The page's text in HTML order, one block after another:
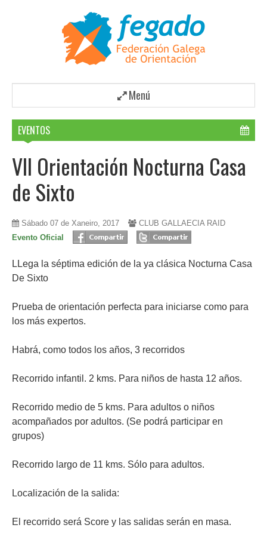
Menú
EVENTOS
VII Orientación Nocturna Casa
de Sixto
Sábado 07 de Xaneiro, 2017
CLUB GALLAECIA RAID
Evento Oficial
LLega la séptima edición de la ya clásica Nocturna Casa
De Sixto
Prueba de orientación perfecta para iniciarse como para
los más expertos.
Habrá, como todos los años, 3 recorridos
Recorrido infantil. 2 kms. Para niños de hasta 12 años.
Recorrido medio de 5 kms. Para adultos o niños
acompañados por adultos. (Se podrá participar en
grupos)
Recorrido largo de 11 kms. Sólo para adultos.
Localización de la salida:
El recorrido será Score y las salidas serán en masa.